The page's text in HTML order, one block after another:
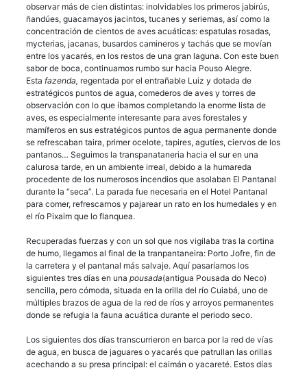
observar más de cien distintas: inolvidables los primeros jabirús,
ñandúes, guacamayos jacintos, tucanes y seriemas, así como la
concentración de cientos de aves acuáticas: espatulas rosadas,
mycterias, jacanas, busardos camineros y tachás que se movían
entre los yacarés, en los restos de una gran laguna. Con este buen
sabor de boca, continuamos rumbo sur hacia Pouso Alegre.
Esta fazenda, regentada por el entrañable Luiz y dotada de
estratégicos puntos de agua, comederos de aves y torres de
observación con lo que íbamos completando la enorme lista de
aves, es especialmente interesante para aves forestales y
mamíferos en sus estratégicos puntos de agua permanente donde
se refrescaban taira, primer ocelote, tapires, agutíes, ciervos de los
pantanos… Seguimos la transpanataneria hacia el sur en una
calurosa tarde, en un ambiente irreal, debido a la humareda
procedente de los numerosos incendios que asolaban El Pantanal
durante la “seca”. La parada fue necesaria en el Hotel Pantanal
para comer, refrescarnos y pajarear un rato en los humedales y en
el río Pixaim que lo flanquea.
Recuperadas fuerzas y con un sol que nos vigilaba tras la cortina
de humo, llegamos al final de la tranpantaneira: Porto Jofre, fin de
la carretera y el pantanal más salvaje. Aquí pasaríamos los
siguientes tres días en una pousada(antigua Pousada do Neco)
sencilla, pero cómoda, situada en la orilla del río Cuiabá, uno de
múltiples brazos de agua de la red de ríos y arroyos permanentes
donde se refugia la fauna acuática durante el periodo seco.
Los siguientes dos días transcurrieron en barca por la red de vías
de agua, en busca de jaguares o yacarés que patrullan las orillas
acechando a su presa principal: el caimán o yacareté. Estos días